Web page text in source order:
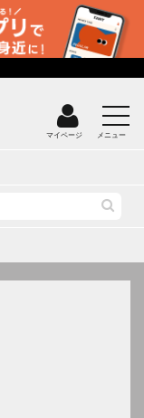
マイページ メニュー